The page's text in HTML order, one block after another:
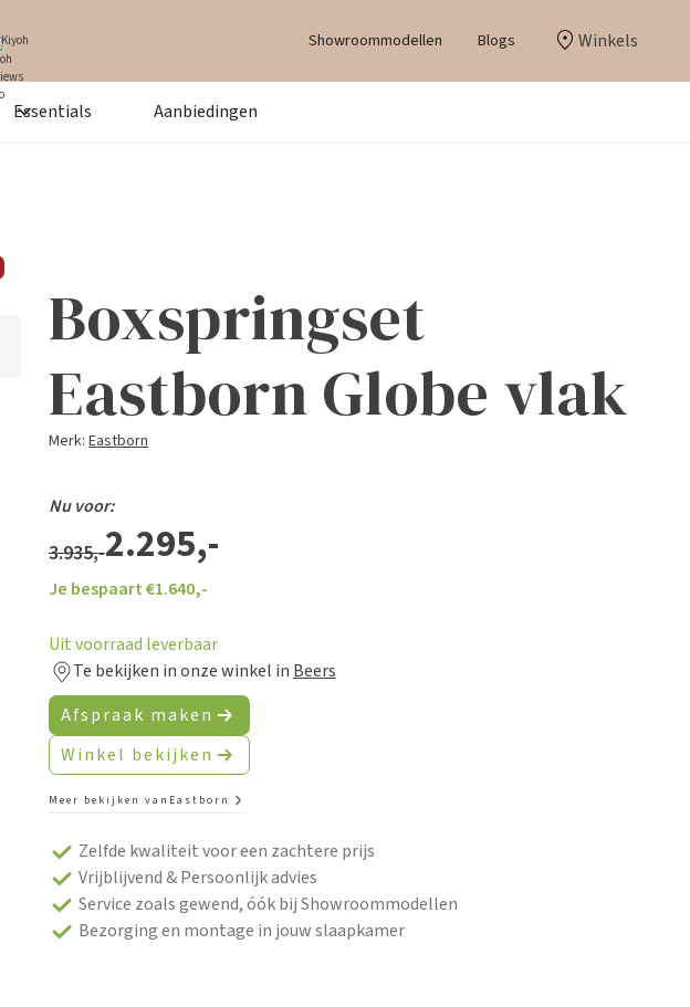
Kiyoh Showroommodellen Blogs Winkels
Essentials Aanbiedingen
Boxspringset
Eastborn Globe vlak
Merk: Eastborn
Nu voor:
3.935,-2.295,-
Je bespaart €1.640,-
Uit voorraad leverbaar
Te bekijken in onze winkel in Beers
Afspraak maken
Winkel bekijken
Meer bekijken van Eastborn
Zelfde kwaliteit voor een zachtere prijs
Vrijblijvend & Persoonlijk advies
Service zoals gewend, óók bij Showroommodellen
Bezorging en montage in jouw slaapkamer